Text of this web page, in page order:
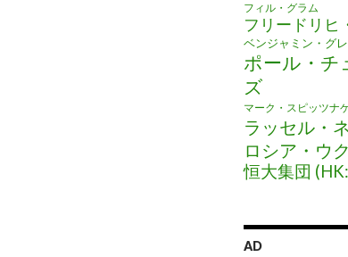
フィル・グラム
フリードリヒ
ベンジャミン・グ
ポール・チ
ズ
マーク・スピッツナ
ラッセル・
ロシア・ウ
恒大集団
AD